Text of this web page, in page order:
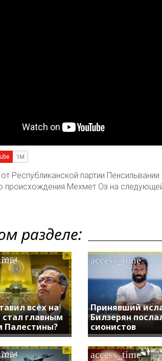
Республиканской партии
происхождения Мехмет Оз на
разделе:
всех на
стал главным
Палестины?
Принявший
Билзерян
сионистов
access_time
access_time